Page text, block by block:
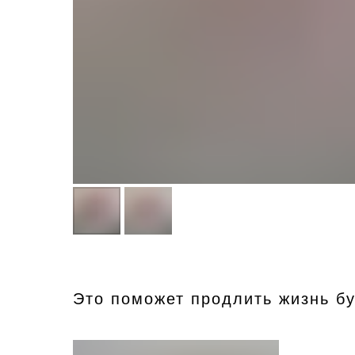
Это поможет продлить жизнь